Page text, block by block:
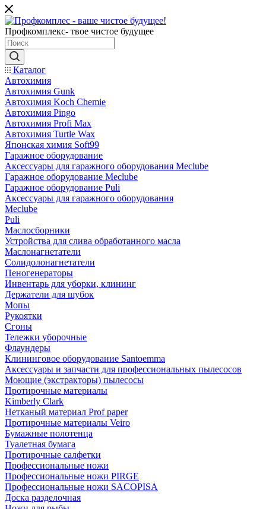
Профкомплекс- твое чистое будущее
Каталог
Автохимия
Автохимия Gunk
Автохимия Koch Chemie
Автохимия Pingo
Автохимия Profi Max
Автохимия Turtle Wax
Японская химия Soft99
Гаражное оборудование
Аксессуары для гаражного оборудования Meclube
Гаражное оборудование Meclube
Гаражное оборудование Puli
Аксессуары для гаражного оборудования
Meclube
Puli
Маслосборники
Устройства для слива обработанного масла
Маслонагнетатели
Солидолонагнетатели
Пеногенераторы
Инвентарь для уборки, клининг
Держатели для шубок
Мопы
Рукоятки
Сгоны
Тележки уборочные
Флаундеры
Клининговое оборудование Santoemma
Аксессуары и запчасти для профессиональных пылесосов
Моющие (экстракторы) пылесосы
Протирочные материалы
Kimberly Clark
Нетканый материал Prof paper
Протирочные материалы Veiro
Бумажные полотенца
Туалетная бумага
Протирочные салфетки
Профессиональные ножи
Профессиональные ножи PIRGE
Профессиональные ножи SACOPISA
Доска разделочная